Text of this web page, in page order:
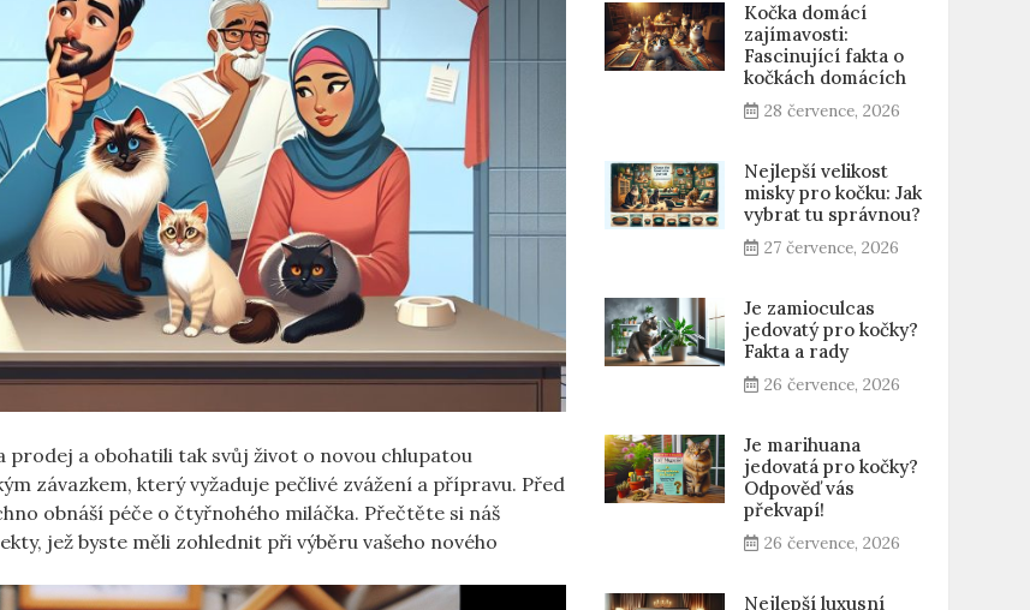
a obohatili tak svůj život o novou chlupatou
závazkem, který vyžaduje pečlivé zvážení a přípravu. Před
obnáší péče o čtyřnohého miláčka. Přečtěte si náš
jež byste měli zohlednit při výběru vašeho nového
Kočka domácí
zajímavosti:
Fascinující fakta o
kočkách domácích
28 července, 2026
Nejlepší velikost
misky pro kočku: Jak
vybrat tu správnou?
27 července, 2026
Je zamioculcas
jedovatý pro kočky?
Fakta a rady
26 července, 2026
Je marihuana
jedovatá pro kočky?
Odpověď vás
překvapí!
26 července, 2026
Nejlepší luxusní